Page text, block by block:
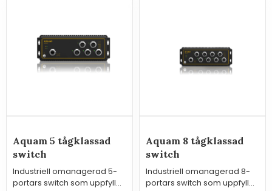
Aquam 5 tågklassad
switch
Industriell omanagerad 5-
portars switch som uppfyller
Aquam 8 tågklassad
switch
Industriell omanagerad 8-
portars switch som uppfyller